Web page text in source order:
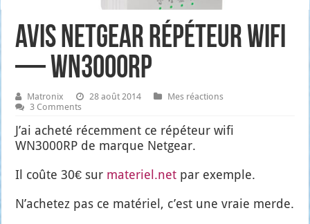
Avis Netgear répéteur Wifi
— WN3000RP
Matronix 28 août 2014
Mes réactions
3 Comments
J’ai ache­té récem­ment ce répé­teur wifi
WN3000RP de marque Net­gear.
Il coûte 30€ sur materiel.net par exemple.
N’a­che­tez pas ce maté­riel, c’est une vraie merde.